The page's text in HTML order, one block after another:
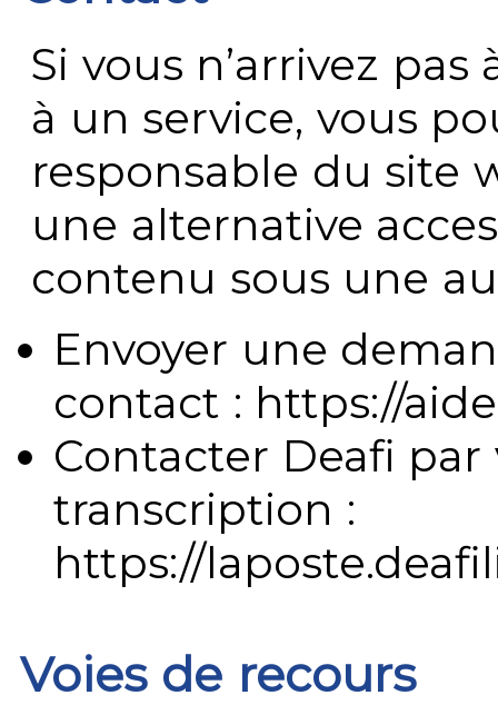
Si vous n’arrivez
à un service, vous
responsable du site
une alternative
contenu sous une
Envoyer une
contact : https://
Contacter Deafi
transcription :
https://
Voies de recours